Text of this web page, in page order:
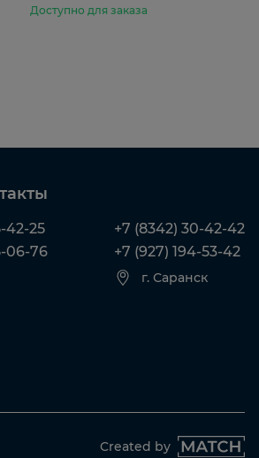
Доступно для заказа
42-25
06-76
+7 (8342) 30-42-42
+7 (927) 194-53-42
г. Саранск
Created by